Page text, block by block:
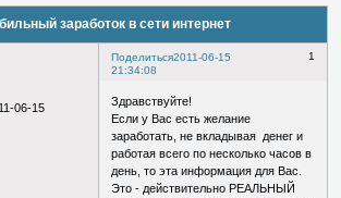
заработок в сети интернет
Поделиться 1
2011-06-15
21:34:08
06-15
Здравствуйте!
Если у Вас есть желание
заработать, не вкладывая денег и
работая всего по несколько часов в
день, то эта информация для Вас.
Это - действительно РЕАЛЬНЫЙ